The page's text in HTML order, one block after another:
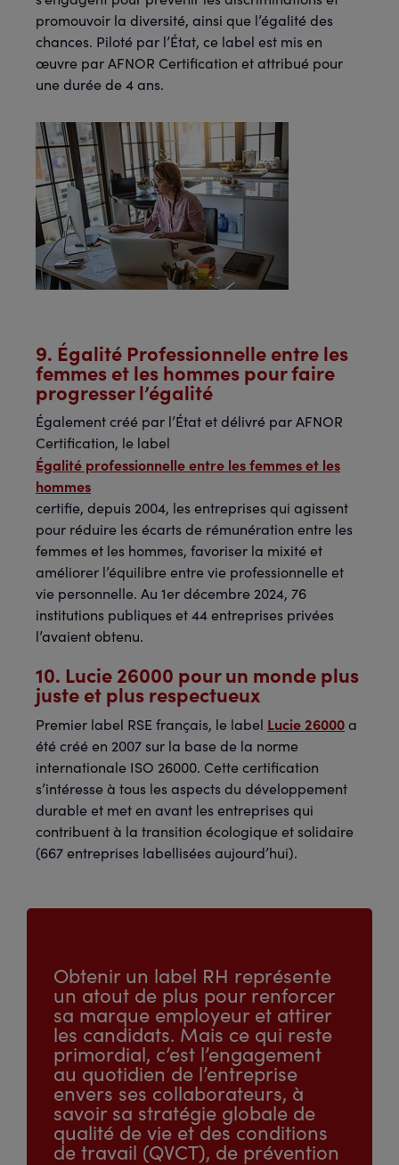
promouvoir la diversité, ainsi que l’égalité des
chances. Piloté par l’État, ce label est mis en
œuvre par AFNOR Certification et attribué pour
une durée de 4 ans.
9. Égalité Professionnelle entre les
femmes et les hommes pour faire
progresser l’égalité
Également créé par l’État et délivré par AFNOR
Certification, le label
Égalité professionnelle entre les femmes et les
hommes
certifie, depuis 2004, les entreprises qui agissent
pour réduire les écarts de rémunération entre les
femmes et les hommes, favoriser la mixité et
améliorer l’équilibre entre vie professionnelle et
vie personnelle. Au 1er décembre 2024, 76
institutions publiques et 44 entreprises privées
l’avaient obtenu.
10. Lucie 26000 pour un monde plus
juste et plus respectueux
Premier label RSE français, le label Lucie 26000a
été créé en 2007 sur la base de la norme
internationale ISO 26000. Cette certification
s’intéresse à tous les aspects du développement
durable et met en avant les entreprises qui
contribuent à la transition écologique et solidaire
(667 entreprises labellisées aujourd’hui).
Obtenir un label RH représente
un atout de plus pour renforcer
sa marque employeur et attirer
les candidats. Mais ce qui reste
primordial, c’est l’engagement
au quotidien de l’entreprise
envers ses collaborateurs, à
savoir sa stratégie globale de
qualité de vie et des conditions
de travail (QVCT), de prévention